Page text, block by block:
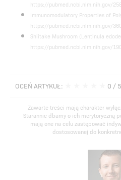
https://pubmed.ncbi.nlm.nih.gov/
Immunomodulatory Properties of
https://pubmed.ncbi.nlm.nih.gov/
Shiitake Mushroom (Lentinula
https://pubmed.ncbi.nlm.nih.gov/
OCEŃ ARTYKUŁ: 0 / 5
Zawarte treści mają charakter
Starannie dbamy o ich merytoryczną
mają one na celu zastępować
dostosowanej do